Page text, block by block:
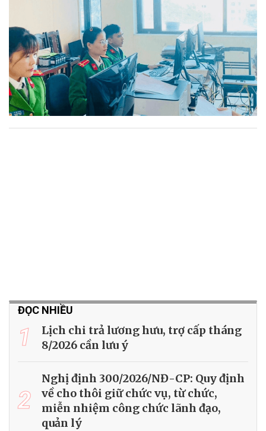
ĐỌC NHIỀU
1
Lịch chi trả lương hưu, trợ cấp tháng
8/2026 cần lưu ý
2
Nghị định 300/2026/NĐ-CP: Quy định
về cho thôi giữ chức vụ, từ chức,
miễn nhiệm công chức lãnh đạo,
quản lý